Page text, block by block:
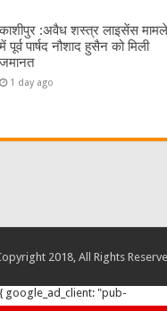
काशीपुर :अवैध शस्त्र लाइसेंस मामले
में पूर्व पार्षद नौशाद हुसैन को मिली
जमानत
1 day ago
2018, All Rights
"pub-